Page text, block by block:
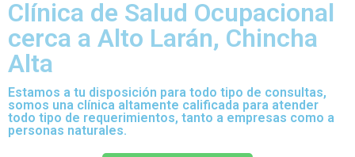
Clínica de Salud Ocupacional
cerca a Alto Larán, Chincha
Alta
Estamos a tu disposición para todo tipo de consultas,
somos una clínica altamente calificada para atender
todo tipo de requerimientos, tanto a empresas como a
personas naturales.